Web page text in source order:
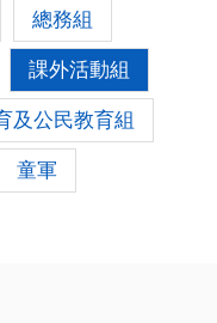
總務組
課外活動組
及公民教育組
童軍